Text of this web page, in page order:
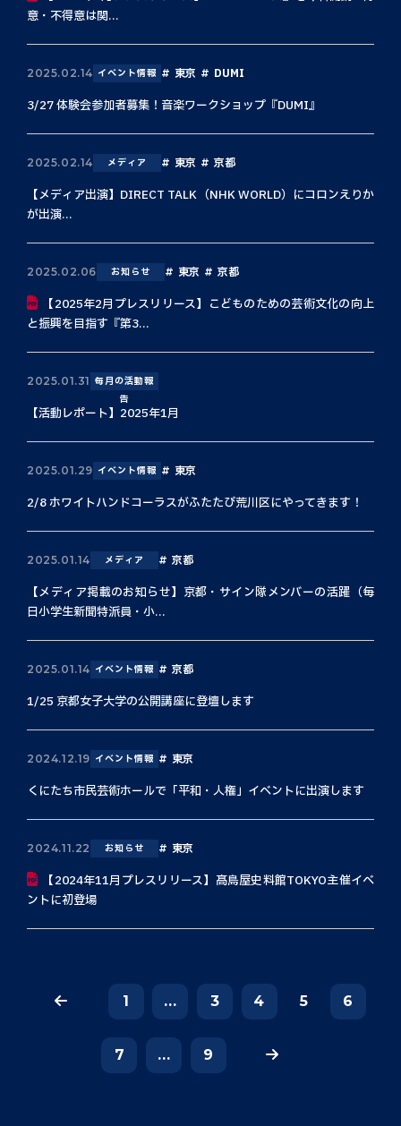
意・不得意は関...
2025.02.14 イベント情報 東京 DUMI
3/27 体験会参加者募集！音楽ワークショップ『DUMI』
2025.02.14 メディア 東京 京都
【メディア出演】DIRECT TALK（NHK WORLD）にコロンえりか
が出演...
2025.02.06 お知らせ 東京 京都
【2025年2月プレスリリース】こどものための芸術文化の向上
と振興を目指す『第3...
2025.01.31 毎月の活動報
告
【活動レポート】2025年1月
2025.01.29 イベント情報 東京
2/8 ホワイトハンドコーラスがふたたび荒川区にやってきます！
2025.01.14 メディア 京都
【メディア掲載のお知らせ】京都・サイン隊メンバーの活躍（毎
日小学生新聞特派員・小...
2025.01.14 イベント情報 京都
1/25 京都女子大学の公開講座に登壇します
2024.12.19 イベント情報 東京
くにたち市民芸術ホールで「平和・人権」イベントに出演します
2024.11.22 お知らせ 東京
【2024年11月プレスリリース】髙島屋史料館TOKYO主催イベ
ントに初登場
1 ... 3 4 5 6
7 ... 9